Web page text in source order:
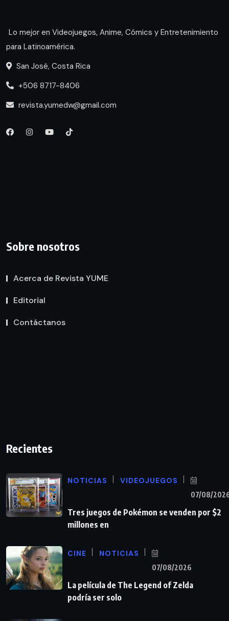
Lo mejor en Videojuegos, Anime, Cómics y Entretenimiento
para Latinoamérica.
San José, Costa Rica
+506 8717-8406
revista.yumedw@gmail.com
Sobre nosotros
Acerca de Revista YUME
Editorial
Contáctanos
Recientes
NOTICIAS VIDEOJUEGOS
07/08/
Tres juegos de Pokémon se venden por $2
millones en
CINE NOTICIAS
07/08/2026
La película de The Legend of Zelda
podría ser solo